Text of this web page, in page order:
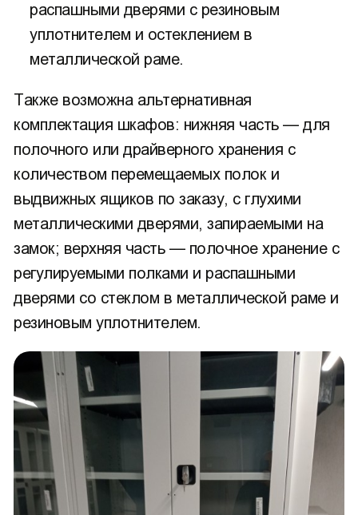
распашными дверями с резиновым
уплотнителем и остеклением в
металлической раме.
Также возможна альтернативная
комплектация шкафов: нижняя часть — для
полочного или драйверного хранения с
количеством перемещаемых полок и
выдвижных ящиков по заказу, с глухими
металлическими дверями, запираемыми на
замок; верхняя часть — полочное хранение с
регулируемыми полками и распашными
дверями со стеклом в металлической раме и
резиновым уплотнителем.